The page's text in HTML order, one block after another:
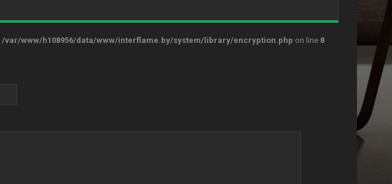
/var/www/h108956/data/www/interflame.by/system/library/encryption.php on line 8